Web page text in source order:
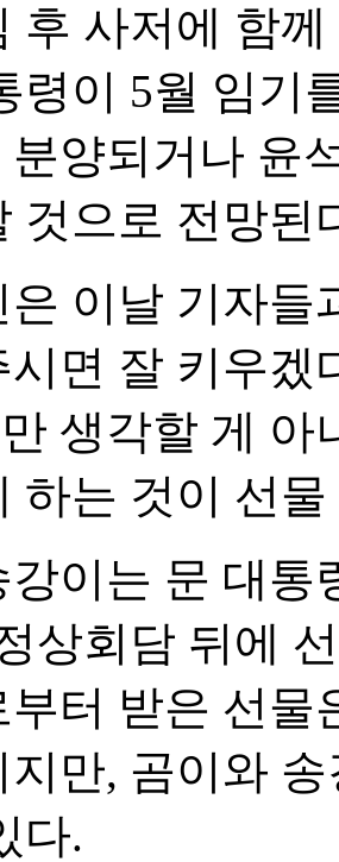
후 사저에 함
령이 5월 임기
분양되거나 윤
것으로 전망된
은 이날 기자
시면 잘 키우
생각할 게 아
하는 것이 선
이는 문 대통
상회담 뒤에
부터 받은 선물
지만, 곰이와
다.